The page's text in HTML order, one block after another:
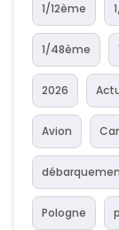
1/12ème
1/48ème
2026
Avion
Pologne